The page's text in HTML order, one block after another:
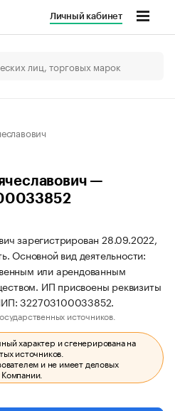
Личный кабинет
—
зарегистрирован 28.09.2022,
Основной вид деятельности:
или арендованным
ИП присвоены реквизиты
322703100033852.
источников.
характер и сгенерирована на
источников.
и не имеет деловых